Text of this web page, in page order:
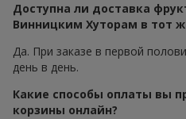
Доступна ли доставка
Винницким Хуторам в тот
Да. При заказе в первой
день в день.
Какие способы оплаты вы
корзины онлайн?